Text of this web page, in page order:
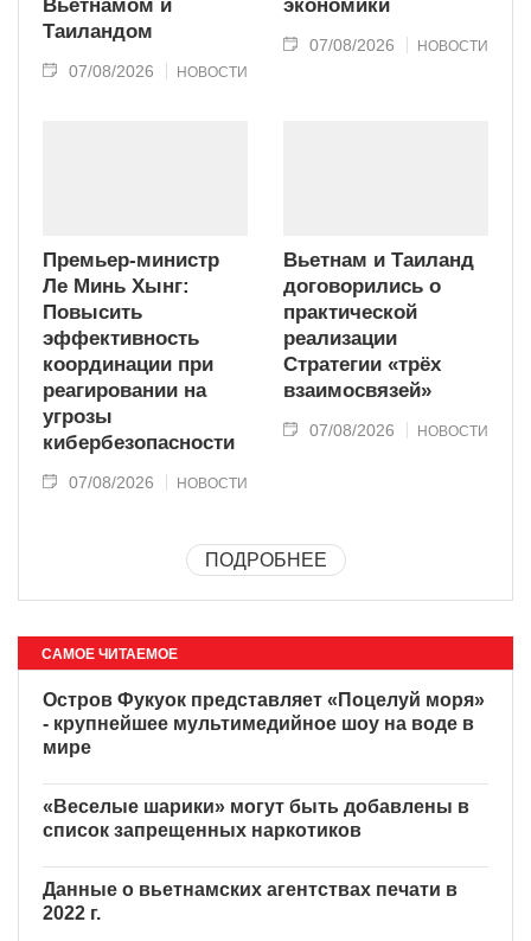
Вьетнамом и
Таиландом
07/08/2026 НОВОСТИ
экономики
07/08/2026 НОВОСТИ
Премьер-министр
Ле Минь Хынг:
Повысить
эффективность
координации при
реагировании на
угрозы
кибербезопасности
07/08/2026 НОВОСТИ
Вьетнам и Таиланд
договорились о
практической
реализации
Стратегии «трёх
взаимосвязей»
07/08/2026 НОВОСТИ
ПОДРОБНЕЕ
САМОЕ ЧИТАЕМОЕ
Остров Фукуок представляет «Поцелуй моря»
- крупнейшее мультимедийное шоу на воде в
мире
«Веселые шарики» могут быть добавлены в
список запрещенных наркотиков
Данные о вьетнамских агентствах печати в
2022 г.